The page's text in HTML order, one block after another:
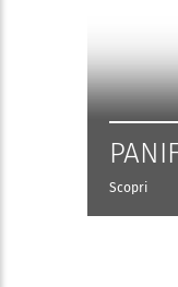
Scopri